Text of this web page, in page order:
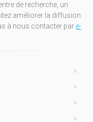
de recherche, un
améliorer la diffusion
à nous contacter par e-